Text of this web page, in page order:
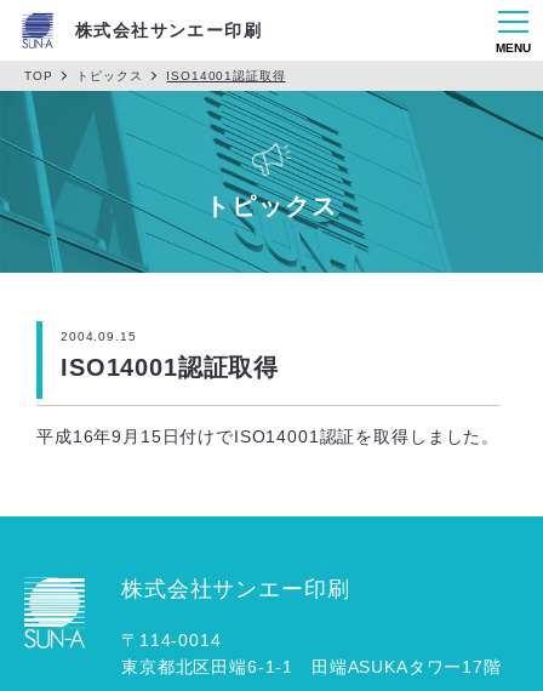
株式会社サンエー印刷
MENU
TOP トピックス ISO14001認証取得
トピックス
2004.09.15
ISO14001認証取得
平成16年9月15日付けでISO14001認証を取得しました。
株式会社サンエー印刷
〒114-0014
東京都北区田端6-1-1 田端ASUKAタワー17階